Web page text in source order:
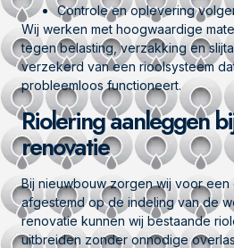
Controle en oplevering
Wij werken met hoogwaardige
tegen belasting, verzakking en
verzekerd van een rioolsysteem
probleemloos functioneert.
Riolering aanleggen
renovatie
Bij nieuwbouw zorgen wij voor
afgestemd op de indeling van de
renovatie kunnen wij bestaande
uitbreiden zonder onnodige